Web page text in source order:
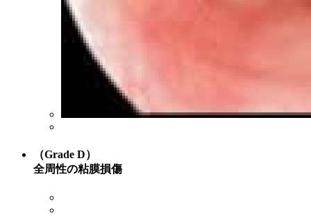
（Grade D）
全周性の粘膜損傷